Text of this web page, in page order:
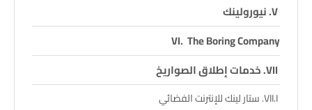
نيورولينك
The Boring Company
خدمات إطلاق الصواريخ
ستار لينك للإنترنت الفضائي